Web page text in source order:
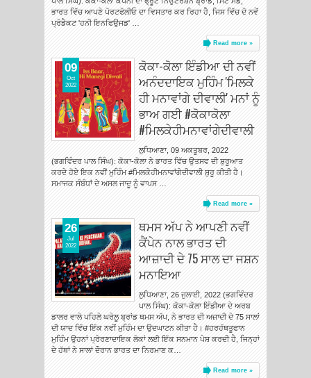
ਭਾਰਤ ਵਿੱਚ ਆਪਣੇ ਪੋਰਟਫੋਲੀਓ ਦਾ ਵਿਸਤਾਰ ਕਰ ਰਿਹਾ ਹੈ, ਜਿਸ ਵਿੱਚ ਦੋ ਨਵੇਂ
ਪ੍ਰੋਡੈਕਟ 'ਹਨੀ ਇਨਫਿਉਜਡ' …
Read more »
ਕੋਕਾ-ਕੋਲਾ ਇੰਡੀਆ ਦੀ ਨਵੀਂ
ਅਨੰਦਦਾਇਕ ਮੁਹਿੰਮ 'ਮਿਲਕੇ
ਹੀ ਮਨਾਵਾਂਗੇ ਦੀਵਾਲੀ' ਮਨਾਂ ਨੂੰ
ਭਾਅ ਗਈ #ਕੋਕਾਕੋਲਾ
#ਮਿਲਕੇਹੀਮਨਾਵਾਂਗੇਦੀਵਾਲੀ
ਲੁਧਿਆਣਾ, 09 ਅਕਤੂਬਰ, 2022
(ਭਗਵਿੰਦਰ ਪਾਲ ਸਿੰਘ): ਕੋਕਾ-ਕੋਲਾ ਨੇ ਭਾਰਤ ਵਿੱਚ ਉਤਸਵ ਦੀ ਸ਼ੁਰੂਆਤ
ਕਰਦੇ ਹੋਏ ਇਕ ਨਵੀਂ ਮੁਹਿੰਮ #ਮਿਲਕੇਹੀਮਨਾਵਾਂਗੇਦੀਵਾਲੀ ਸ਼ੁਰੂ ਕੀਤੀ ਹੈ।
ਸਮਾਜਕ ਸੰਬੰਧਾਂ ਦੇ ਅਸਲ ਜਾਦੂ ਨੂੰ ਵਾਪਸ …
Read more »
09
Oct
2022
ਥਮਸ ਅੱਪ ਨੇ ਆਪਣੀ ਨਵੀਂ
ਕੈਂਪੇਨ ਨਾਲ ਭਾਰਤ ਦੀ
ਆਜ਼ਾਦੀ ਦੇ 75 ਸਾਲ ਦਾ ਜਸ਼ਨ
ਮਨਾਇਆ
ਲੁਧਿਆਣਾ, 26 ਜੁਲਾਈ, 2022 (ਭਗਵਿੰਦਰ
ਪਾਲ ਸਿੰਘ): ਕੋਕਾ-ਕੋਲਾ ਇੰਡੀਆ ਦੇ ਅਰਬ
ਡਾਲਰ ਵਾਲੇ ਪਹਿਲੇ ਘਰੇਲੂ ਬ੍ਰਾਂਡ ਥਮਸ ਅੱਪ, ਨੇ ਭਾਰਤ ਦੀ ਅਜ਼ਾਦੀ ਦੇ 75 ਸਾਲਾਂ
ਦੀ ਯਾਦ ਵਿੱਚ ਇੱਕ ਨਵੀਂ ਮੁਹਿੰਮ ਦਾ ਉਦਘਾਟਨ ਕੀਤਾ ਹੈ। #ਹਰਹੱਥਤੂਫਾਨ
ਮੁਹਿੰਮ ਉਹਨਾਂ ਪ੍ਰੇਰਣਾਦਾਇਕ ਲੋਕਾਂ ਲਈ ਇੱਕ ਸਨਮਾਨ ਪੇਸ਼ ਕਰਦੀ ਹੈ, ਜਿਨ੍ਹਾਂ
ਦੇ ਹੱਥਾਂ ਨੇ ਸਾਲਾਂ ਦੌਰਾਨ ਭਾਰਤ ਦਾ ਨਿਰਮਾਣ ਕ…
Read more »
26
Jul
2022